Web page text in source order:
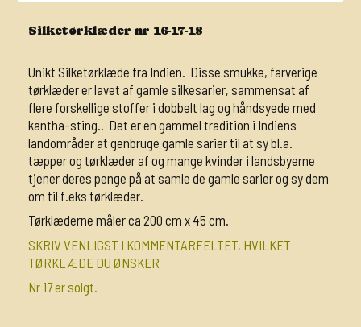
Silketørklæder nr 16-17-18
Unikt Silketørklæde fra Indien. Disse smukke, farverige
tørklæder er lavet af gamle silkesarier, sammensat af
flere forskellige stoffer i dobbelt lag og håndsyede med
kantha-sting.. Det er en gammel tradition i Indiens
landområder at genbruge gamle sarier til at sy bl.a.
tæpper og tørklæder af og mange kvinder i landsbyerne
tjener deres penge på at samle de gamle sarier og sy dem
om til f.eks tørklæder.
Tørklæderne måler ca 200 cm x 45 cm.
SKRIV VENLIGST I KOMMENTARFELTET, HVILKET
TØRKLÆDE DU ØNSKER
Nr 17 er solgt.